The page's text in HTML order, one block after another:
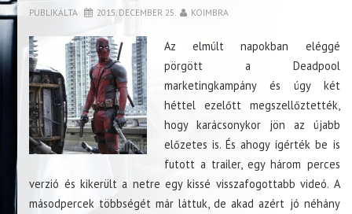
PUBLIKÁLTA 2015. DECEMBER 25. KOIMBRA
Az elmúlt napokban eléggé
pörgött a Deadpool
marketingkampány és úgy két
héttel ezelőtt megszellőztették,
hogy karácsonykor jön az újabb
előzetes is. És ahogy ígérték be is
futott a trailer, egy három perces
verzió és kikerült a netre egy kissé visszafogottabb videó. A
másodpercek többségét már láttuk, de akad azért jó néhány